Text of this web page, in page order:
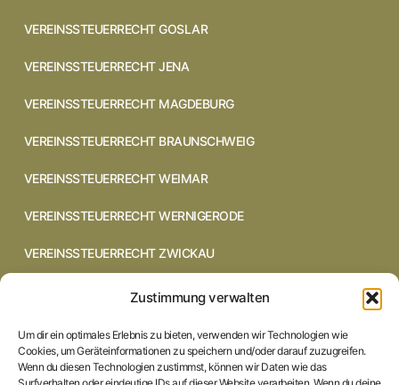
Zustimmung verwalten
Um dir ein optimales Erlebnis zu bieten, verwenden wir Technologien wie
Cookies, um Geräteinformationen zu speichern und/oder darauf zuzugreifen.
Wenn du diesen Technologien zustimmst, können wir Daten wie das
VEREINSSTEUERRECHT GOSLAR
VEREINSSTEUERRECHT JENA
VEREINSSTEUERRECHT MAGDEBURG
VEREINSSTEUERRECHT BRAUNSCHWEIG
VEREINSSTEUERRECHT WEIMAR
VEREINSSTEUERRECHT WERNIGERODE
VEREINSSTEUERRECHT ZWICKAU
VEREINSSTEUERRECHT CHEMNITZ
VEREINSSTEUERRECHT DRESDEN
VEREINSSTEUERRECHT COTTBUS